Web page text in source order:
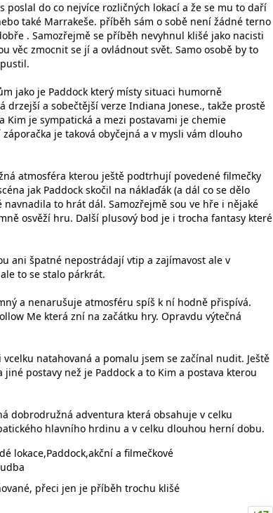
poslal do co nejvíce rozličných lokací a že se mu to daří
také Marrakeše. příběh sám o sobě není žádné terno
. Samozřejmě se příběh nevyhnul klišé jako nacisti
věc zmocnit se jí a ovládnout svět. Samo osobě by to
jako je Paddock který místy situaci humorně
drzejší a sobečtější verze Indiana Jonese., takže prostě
Kim je sympatická a mezi postavami je chemie
je taková obyčejná a v mysli vám dlouho
atmosféra kterou ještě podtrhují povedené filmečky
jak Paddock skočil na náklaďák (a dál co se dělo
to hrát dál. Samozřejmě sou ve hře i nějaké
osvěží hru. Další plusový bod je i trocha fantasy které
ani špatné nepostrádají vtip a zajímavost ale v
to se stalo párkrát.
a nenarušuje atmosféru spíš k ní hodně přispívá.
Me která zní na začátku hry. Opravdu výtečná
natahovaná a pomalu jsem se začínal nudit. Ještě
postavy než je Paddock a to Kim a postava kterou
dobrodružná adventura která obsahuje v celku
hlavního hrdinu a v celku dlouhou herní dobu.
lokace,Paddock,akční a filmečkové
přeci jen je příběh trochu klišé